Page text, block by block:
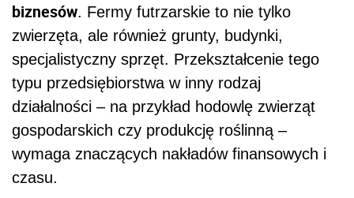
biznesów. Fermy futrzarskie to nie tylko
zwierzęta, ale również grunty, budynki,
specjalistyczny sprzęt. Przekształcenie tego
typu przedsiębiorstwa w inny rodzaj
działalności – na przykład hodowlę zwierząt
gospodarskich czy produkcję roślinną –
wymaga znaczących nakładów finansowych i
czasu.